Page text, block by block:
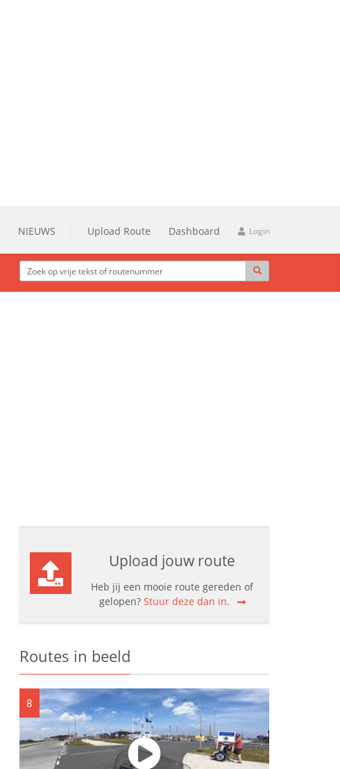
NIEUWS Upload Route Dashboard Login
Upload jouw route
Heb jij een mooie route gereden of
gelopen? Stuur deze dan in.
Routes in beeld
8